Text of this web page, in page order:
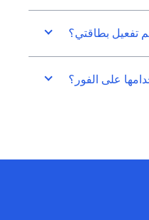
تفعيل بطاقتي؟
على الفور؟